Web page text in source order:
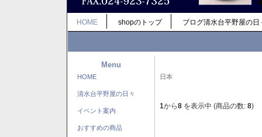
HOME shopのトップ ブログ清水台平野屋の日
Menu
HOME
清水台平野屋の日々
イベント案内
おすすめの商品
日本
1から8 を表示中 (商品の数: 8)